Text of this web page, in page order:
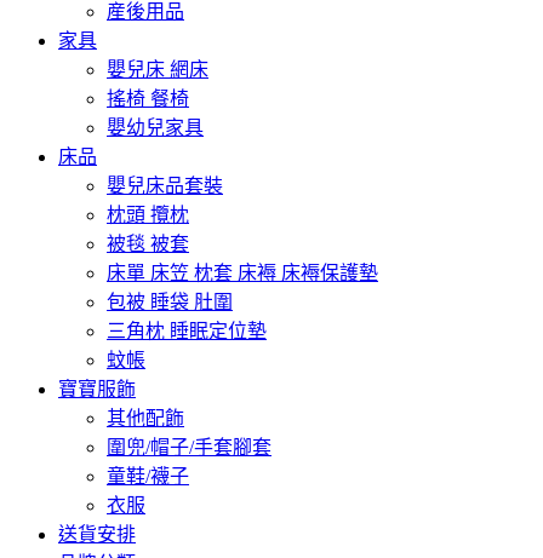
産後用品
家具
嬰兒床 網床
搖椅 餐椅
嬰幼兒家具
床品
嬰兒床品套裝
枕頭 攬枕
被毯 被套
床單 床笠 枕套 床褥 床褥保護墊
包被 睡袋 肚圍
三角枕 睡眠定位墊
蚊帳
寶寶服飾
其他配飾
圍兜/帽子/手套腳套
童鞋/襪子
衣服
送貨安排